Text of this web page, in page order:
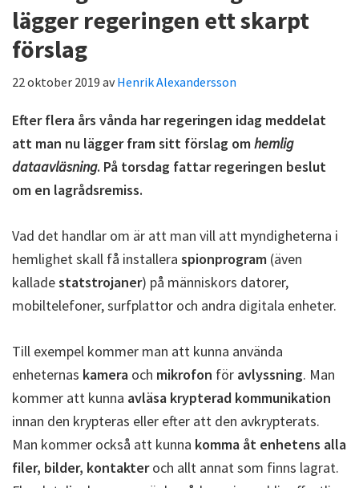
lägger regeringen ett skarpt
förslag
22 oktober 2019 avHenrik Alexandersson
Efter flera års vånda har regeringen idag meddelat
att man nu lägger fram sitt förslag omhemlig
dataavläsning. På torsdag fattar regeringen beslut
om en lagrådsremiss.
Vad det handlar om är att man vill att myndigheterna i
hemlighet skall få installera spionprogram (även
kalladestatstrojaner) på människors datorer,
mobiltelefoner, surfplattor och andra digitala enheter.
Till exempel kommer man att kunna använda
enheternas kamera och mikrofon för avlyssning. Man
kommer att kunna avläsa krypterad kommunikation
innan den krypteras eller efter att den avkrypterats.
Man kommer också att kunna komma åt enhetens alla
filer, bilder, kontakteroch allt annat som finns lagrat.